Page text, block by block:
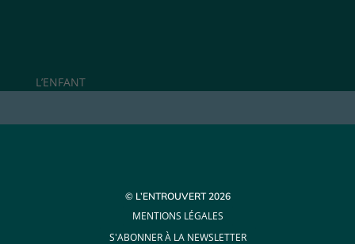
L’ENFANT
© L’ENTROUVERT 2026
MENTIONS LÉGALES
S'ABONNER À LA NEWSLETTER